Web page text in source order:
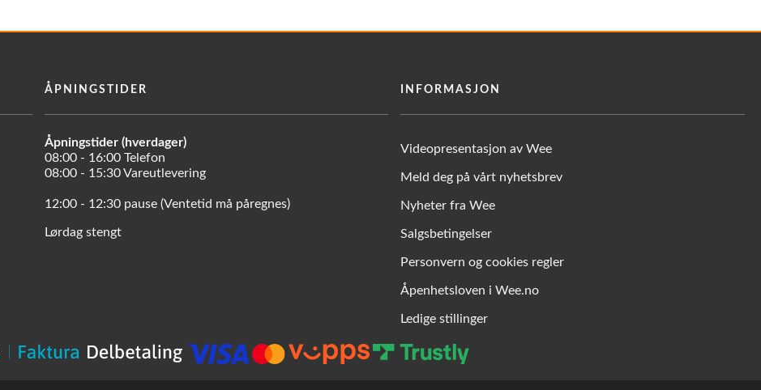
ÅPNINGSTIDER
Åpningstider (hverdager)
08:00 - 16:00 Telefon
08:00 - 15:30 Vareutlevering
12:00 - 12:30 pause (Ventetid må påregnes)
Lørdag stengt
INFORMASJON
Videopresentasjon av Wee
Meld deg på vårt nyhetsbrev
Nyheter fra Wee
Salgsbetingelser
Personvern og cookies regler
Åpenhetsloven i Wee.no
Ledige stillinger